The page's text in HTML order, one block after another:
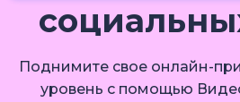
Поднимите свое онлайн-
уровень с помощью